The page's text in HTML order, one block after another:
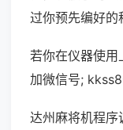
过你预先编好的
若你在仪器使用
加微信号;
达州麻将机程序